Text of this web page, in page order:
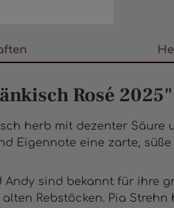
Rosé 2025"
herb mit dezenter
Eigennote eine zarte,
sind bekannt für ihre
Rebstöcken. Pia